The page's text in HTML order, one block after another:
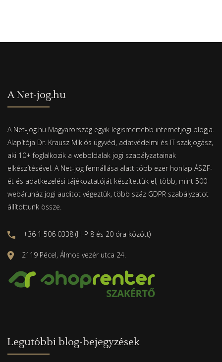
A Net-jog.hu
A Net-jog.hu Magyarország egyik legismertebb internetjogi blogja.
Alapítója Dr. Krausz Miklós ügyvéd, adatvédelmi és IT szakjogász,
aki 10+ foglalkozik a weboldalak jogi szabályzatainak
elkészítésével. A Net-jog fennállása alatt több ezer honlap ÁSZF-
ét és adatkezelési tájékoztatóját készítettük el, több, mint 500
webáruház jogi auditot végeztük, több száz GDPR szabályzatot
állítottunk össze.
+36 1 506 0338 (H-P 8 és 20 óra között)
2119 Pécel, Álmos vezér utca 24.
Legutóbbi blog-bejegyzések